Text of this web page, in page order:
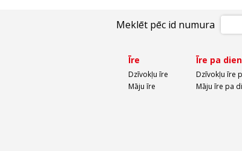
Meklēt pēc id numura
Īre
Dzīvokļu īre
Māju īre
Īre pa
Dzīvokļu īre
Māju īre pa